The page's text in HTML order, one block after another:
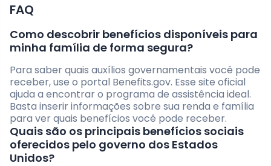
FAQ
Como descobrir benefícios disponíveis para
minha família de forma segura?
Para saber quais auxílios governamentais você pode
receber, use o portal Benefits.gov. Esse site oficial
ajuda a encontrar o programa de assistência ideal.
Basta inserir informações sobre sua renda e família
para ver quais benefícios você pode receber.
Quais são os principais benefícios sociais
oferecidos pelo governo dos Estados
Unidos?